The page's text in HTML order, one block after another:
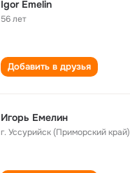
Igor Emelin
56 лет
Добавить в друзья
Игорь Емелин
г. Уссурийск (Приморский край)